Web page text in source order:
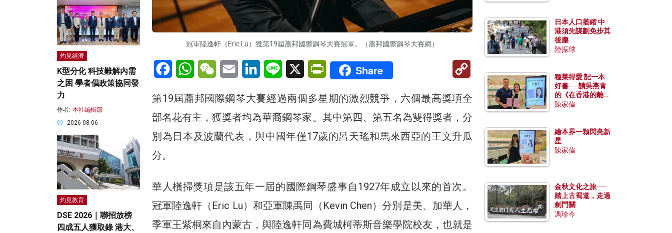
冠軍陸逸軒（Eric Lu）獲第19屆蕭邦國際鋼琴大賽冠軍。（蕭邦國際鋼琴大賽網）
FacebookWhatsAppWeChatEmail LinkedInLine X PrintFriendly
Share
第19屆蕭邦國際鋼琴大賽經過兩個多星期的激烈競爭，六個最高獎項全
部名花有主，獲獎者均為華裔鋼琴家。其中第四、第五名為雙得獎者，分
別為日本及波蘭代表，與中國年僅17歲的呂天瑤和馬來西亞的王文升瓜
分。
華人橫掃獎項是該五年一屆的國際鋼琴盛事自1927年成立以來的首次。
冠軍陸逸軒（Eric Lu）和亞軍陳禹同（Kevin Chen）分別是美、加華人，
季軍王紫桐來自內蒙古，與陸逸軒同為費城柯蒂斯音樂學院校友，也就是
灼見經濟
K型分化 科技難解內需
之困 學者倡政策協同發
力
作者: 本社編輯部
2026-08-06
灼見教育
DSE 2026｜聯招放榜
四成五人獲取錄 港大、
日本人口萎縮 中
港須先謀劃免步其
後塵
陸振球
種菜得愛 記一本
好書──讀吳燕青
的《在香港的離島
種菜》
陳家偉
繪本界一顆閃亮新
星
陳家偉
金秋文化之旅──
踏上古蜀道，走過
劍門關
馮珍今